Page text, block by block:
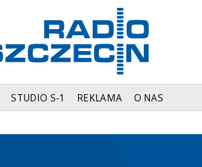
STUDIO S-1 REKLAMA O NAS